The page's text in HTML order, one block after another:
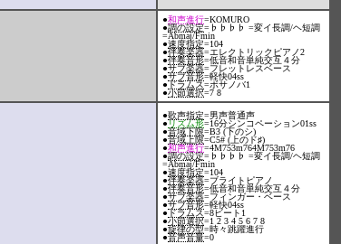
●和声進行=KOMURO
●調の設定=♭♭♭♭ =変イ長調/ヘ短調
=Abmaj/Fmin
●速度指定=104
●伴奏楽器=エレクトリックピアノ2
●伴奏音形=低音和音単純交互４分
●サブ楽器=フレットレスベース
●サブ音形=軽快04ss
●ドラムス=ボサノバ1
●小節選択=7 8
●歌声指定=男声普通声
●リズム形=16分シンコペーション01ss
●音域下限=B3 (下のシ)
●音域上限=C5# (上のド♯)
●和声進行=4M753m764M753m76
●調の設定=♭♭♭♭ =変イ長調/ヘ短調
=Abmaj/Fmin
●速度指定=104
●伴奏楽器=ブライトピアノ
●伴奏音形=低音和音単純交互４分
●サブ楽器=フィンガー・ベース
●サブ音形=軽快04ss
●ドラムス=8ビート1
●小節選択=1 2 3 4 5 6 7 8
●旋律の型=時々跳躍進行
●音声音量=0